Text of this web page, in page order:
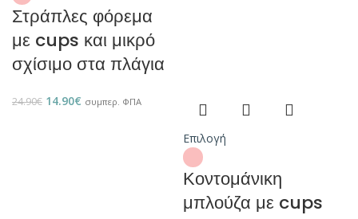
Στράπλες φόρεμα
με cups και μικρό
σχίσιμο στα πλάγια
24.90€ 14.90€ συμπερ. ΦΠΑ
Επιλογή
Κοντομάνικη
μπλούζα με cups